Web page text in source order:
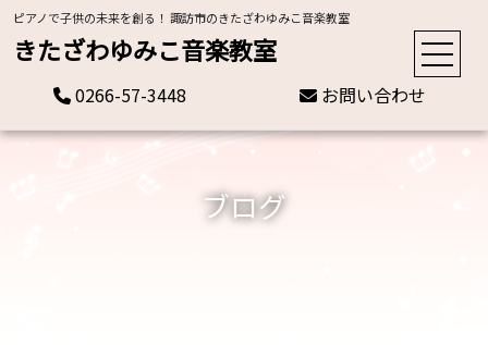
ピアノで子供の未来を創る！ 諏訪市のきたざわゆみこ音楽教室
きたざわゆみこ音楽教室
0266-57-3448 お問い合わせ
ブログ